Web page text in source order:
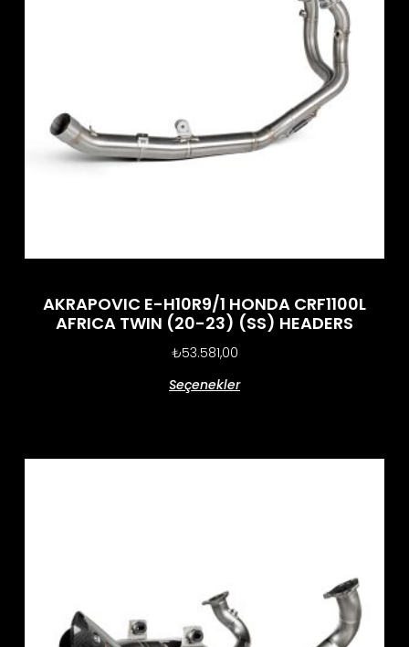
AKRAPOVIC E-H10R9/1 HONDA CRF1100L
AFRICA TWIN (20-23) (SS) HEADERS
₺53.581,00
Seçenekler